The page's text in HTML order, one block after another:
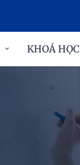
KHOÁ HỌC